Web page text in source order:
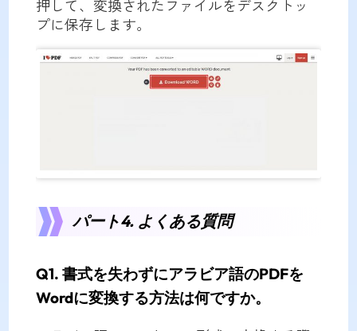
押して、変換されたファイルをデスクトッ
プに保存します。
パート4. よくある質問
Q1. 書式を失わずにアラビア語のPDFを
Wordに変換する方法は何ですか。